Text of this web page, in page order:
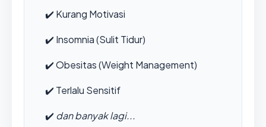
✔️ Kurang Motivasi
✔️ Insomnia (Sulit Tidur)
✔️Obesitas (Weight Management)
✔️ Terlalu Sensitif
✔️ dan banyak lagi...